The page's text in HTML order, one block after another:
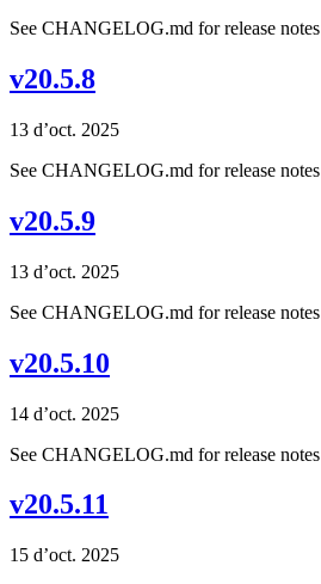
See CHANGELOG.md for release notes
v20.5.8
13 d’oct. 2025
See CHANGELOG.md for release notes
v20.5.9
13 d’oct. 2025
See CHANGELOG.md for release notes
v20.5.10
14 d’oct. 2025
See CHANGELOG.md for release notes
v20.5.11
15 d’oct. 2025